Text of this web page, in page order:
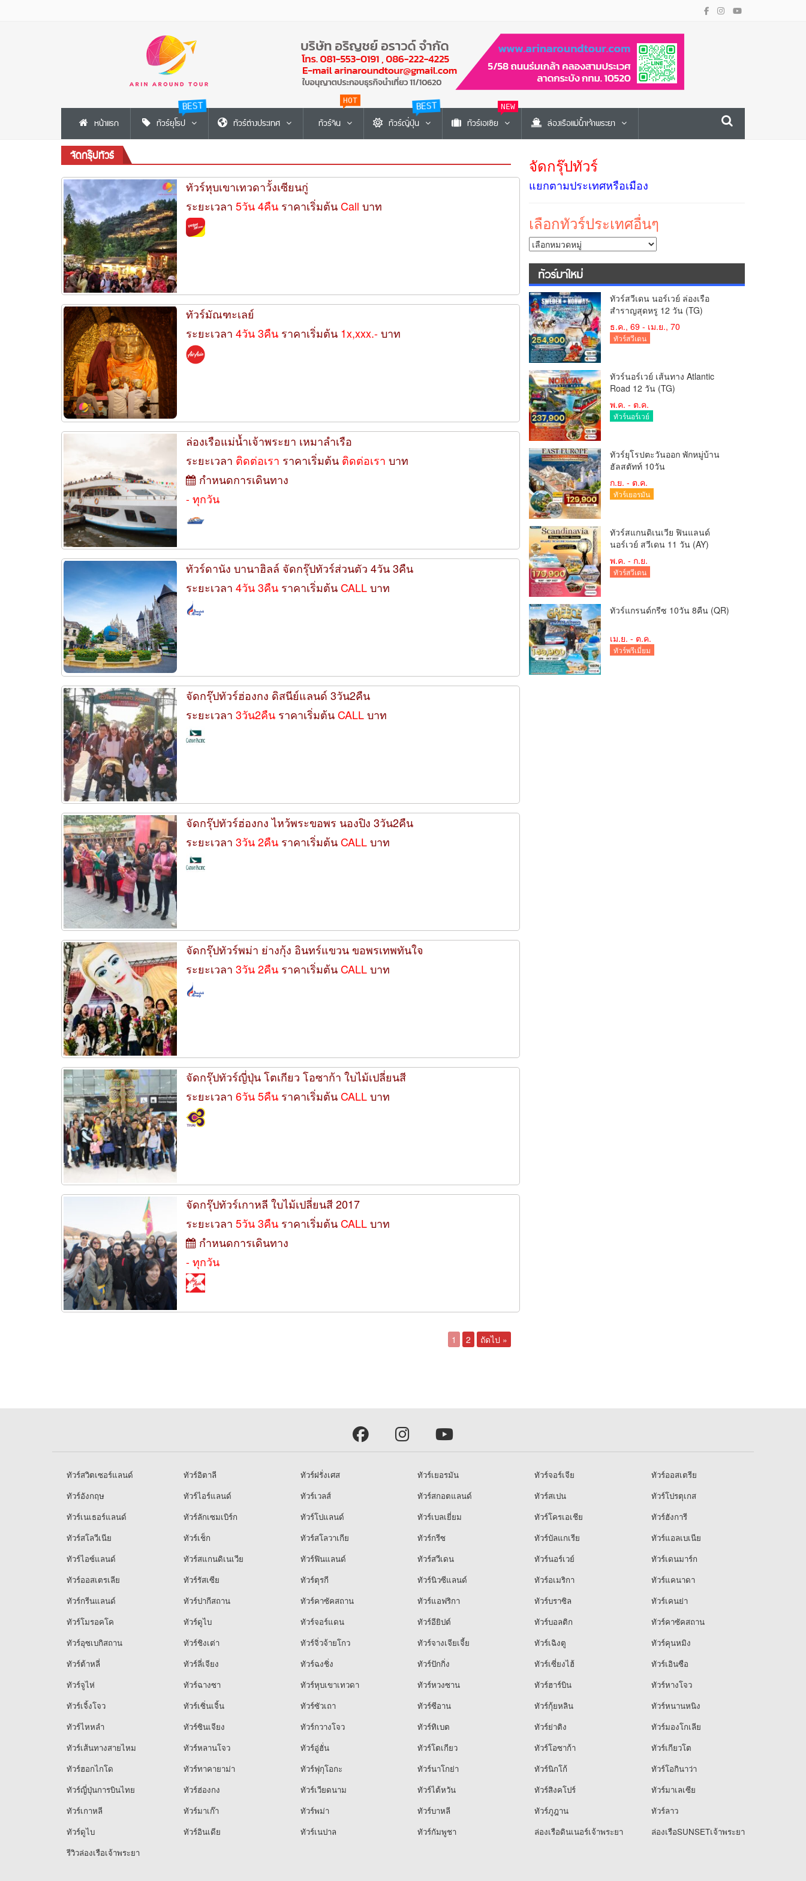
หน้าแรก ทัวร์ยุโรป
BEST
ทัวร์ต่างประเทศ ทัวร์จีน
HOT
ทัวร์ญี่ปุ่น
BEST
ทัวร์เอเซีย
NEW
ล่องเรือแม่น้ำเจ้าพระยา
จัดกรุ๊ปทัวร์
ทัวร์หุบเขาเทวดาวั้งเซียนกู่
ระยะเวลา5วัน 4คืน ราคาเริ่มต้นCall บาท
ทัวร์มัณฑะเลย์
ระยะเวลา4วัน 3คืน ราคาเริ่มต้น 1x,xxx.-บาท
ล่องเรือแม่น้ำเจ้าพระยา เหมาลำเรือ
ระยะเวลา ติดต่อเรา ราคาเริ่มต้น ติดต่อเรา บาท
กำหนดการเดินทาง
- ทุกวัน
ทัวร์ดานัง บานาฮิลล์ จัดกรุ๊ปทัวร์ส่วนตัว 4วัน 3คืน
ระยะเวลา4วัน 3คืน ราคาเริ่มต้นCALLบาท
จัดกรุ๊ปทัวร์ฮ่องกง ดิสนีย์แลนด์ 3วัน2คืน
ระยะเวลา3วัน2คืน ราคาเริ่มต้นCALLบาท
จัดกรุ๊ปทัวร์ฮ่องกง ไหว้พระขอพร นองปิง 3วัน2คืน
ระยะเวลา3วัน 2คืน ราคาเริ่มต้นCALLบาท
จัดกรุ๊ปทัวร์พม่า ย่างกุ้ง อินทร์แขวน ขอพรเทพทันใจ
ระยะเวลา3วัน 2คืน ราคาเริ่มต้นCALLบาท
จัดกรุ๊ปทัวร์ญี่ปุ่น โตเกียว โอซาก้า ใบไม้เปลี่ยนสี
ระยะเวลา6วัน 5คืน ราคาเริ่มต้นCALLบาท
จัดกรุ๊ปทัวร์เกาหลี ใบไม้เปลี่ยนสี 2017
ระยะเวลา5วัน 3คืน ราคาเริ่มต้นCALLบาท
กำหนดการเดินทาง
- ทุกวัน
1 2 ถัดไป »
จัดกรุ๊ปทัวร์
แยกตามประเทศหรือเมือง
เลือกทัวร์ประเทศอื่นๆ
ทัวร์มาใหม่
ทัวร์สวีเดน นอร์เวย์ ล่องเรือ
สำราญสุดหรู 12 วัน (TG)
ธ.ค., 69 - เม.ย., 70
ทัวร์สวีเดน
ทัวร์นอร์เวย์ เส้นทาง Atlantic
Road 12 วัน (TG)
พ.ค. - ต.ค.
ทัวร์นอร์เวย์
ทัวร์ยุโรปตะวันออก พักหมู่บ้าน
ฮัลสตัทท์ 10วัน
ก.ย. - ต.ค.
ทัวร์เยอรมัน
ทัวร์สแกนดิเนเวีย ฟินแลนด์
นอร์เวย์ สวีเดน 11 วัน (AY)
พ.ค. - ก.ย.
ทัวร์สวีเดน
ทัวร์แกรนด์กรีซ 10วัน 8คืน (QR)
เม.ย. - ต.ค.
ทัวร์พรีเมี่ยม
ทัวร์สวิตเซอร์แลนด์ ทัวร์อิตาลี ทัวร์ฝรั่งเศส ทัวร์เยอรมัน ทัวร์จอร์เจีย
ทัวร์ออสเตรีย
ทัวร์อังกฤษ
ทัวร์ไอร์แลนด์ ทัวร์เวลส์ ทัวร์สกอตแลนด์ ทัวร์สเปน
ทัวร์โปรตุเกส
ทัวร์เนเธอร์แลนด์
ทัวร์ลักเซมเบิร์ก ทัวร์โปแลนด์ ทัวร์เบลเยี่ยม ทัวร์โครเอเชีย
ทัวร์ฮังการี
ทัวร์สโลวีเนีย
ทัวร์เช็ก ทัวร์สโลวาเกีย ทัวร์กรีซ ทัวร์บัลแกเรีย
ทัวร์แอลเบเนีย
ทัวร์ไอซ์แลนด์
ทัวร์สแกนดิเนเวีย ทัวร์ฟินแลนด์ ทัวร์สวีเดน ทัวร์นอร์เวย์
ทัวร์เดนมาร์ก
ทัวร์ออสเตรเลีย
ทัวร์รัสเซีย ทัวร์ตุรกี ทัวร์นิวซีแลนด์ ทัวร์อเมริกา
ทัวร์แคนาดา
ทัวร์กรีนแลนด์
ทัวร์ปากีสถาน ทัวร์คาซัคสถาน ทัวร์แอฟริกา ทัวร์บราซิล
ทัวร์เคนย่า
ทัวร์โมรอคโค
ทัวร์ดูไบ ทัวร์จอร์แดน ทัวร์อียิปต์ ทัวร์บอลติก
ทัวร์คาซัคสถาน
ทัวร์อุซเบกิสถาน
ทัวร์ชิงเต่า ทัวร์จิ่วจ้ายโกว ทัวร์จางเจียเจี้ย ทัวร์เฉิงตู
ทัวร์คุนหมิง
ทัวร์ต้าหลี่
ทัวร์ลี่เจียง ทัวร์ฉงชิ่ง ทัวร์ปักกิ่ง ทัวร์เซี่ยงไฮ้
ทัวร์เอินซือ
ทัวร์จูไห่
ทัวร์ฉางซา ทัวร์หุบเขาเทวดา ทัวร์หวงซาน ทัวร์ฮาร์บิน
ทัวร์หางโจว
ทัวร์เจิ้งโจว
ทัวร์เซิ่นเจิ้น ทัวร์ซัวเถา ทัวร์ซีอาน ทัวร์กุ้ยหลิน
ทัวร์หนานหนิง
ทัวร์ไหหลำ
ทัวร์ซินเจียง ทัวร์กวางโจว ทัวร์ทิเบต ทัวร์ย่าติง
ทัวร์มองโกเลีย
ทัวร์เส้นทางสายไหม
ทัวร์หลานโจว ทัวร์อู่ฮั่น ทัวร์โตเกียว ทัวร์โอซาก้า
ทัวร์เกียวโต
ทัวร์ฮอกไกโด
ทัวร์ทาคายาม่า ทัวร์ฟุกุโอกะ ทัวร์นาโกย่า ทัวร์นิกโก้
ทัวร์โอกินาว่า
ทัวร์ญี่ปุ่นการบินไทย
ทัวร์ฮ่องกง ทัวร์เวียดนาม ทัวร์ไต้หวัน ทัวร์สิงคโปร์
ทัวร์มาเลเซีย
ทัวร์เกาหลี
ทัวร์มาเก๊า ทัวร์พม่า ทัวร์บาหลี ทัวร์ภูฎาน
ทัวร์ลาว
ทัวร์ดูไบ
ทัวร์อินเดีย ทัวร์เนปาล ทัวร์กัมพูชา ล่องเรือดินเนอร์เจ้าพระยา
ล่องเรือSUNSETเจ้าพระยา
รีวิวล่องเรือเจ้าพระยา